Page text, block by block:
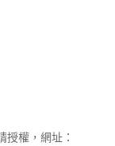
權，網址：